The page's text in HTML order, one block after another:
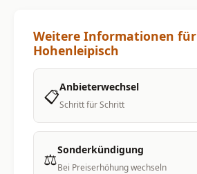
Weitere Informationen für
Hohenleipisch
📋Anbieterwechsel
Schritt für Schritt
⚖️Sonderkündigung
Bei Preiserhöhung wechseln